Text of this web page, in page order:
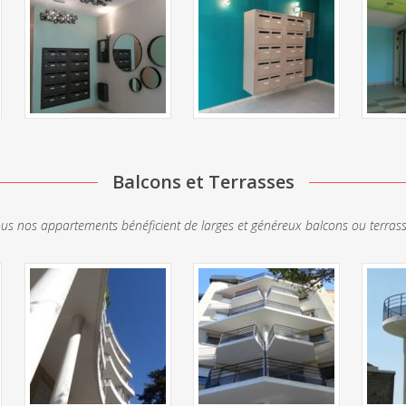
Balcons et Terrasses
nos appartements bénéficient de larges et généreux balcons ou